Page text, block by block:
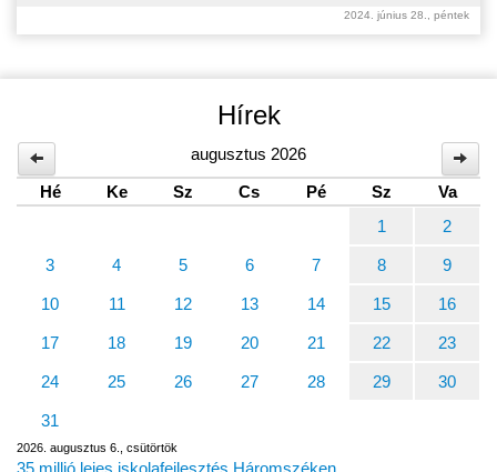
2024. június 28., péntek
Hírek
augusztus 2026
Hé
Ke Sz Cs Pé Sz
Va
1
2
3 4 5 6 7 8 9
10 11 12 13 14 15 16
17 18 19 20 21 22 23
24 25 26 27 28 29 30
31
2026. augusztus 6., csütörtök
35 millió lejes iskolafejlesztés Háromszéken